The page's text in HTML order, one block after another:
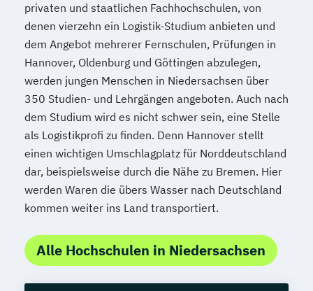
privaten und staatlichen Fachhochschulen, von
denen vierzehn ein Logistik-Studium anbieten und
dem Angebot mehrerer Fernschulen, Prüfungen in
Hannover, Oldenburg und Göttingen abzulegen,
werden jungen Menschen in Niedersachsen über
350 Studien- und Lehrgängen angeboten. Auch nach
dem Studium wird es nicht schwer sein, eine Stelle
als Logistikprofi zu finden. Denn Hannover stellt
einen wichtigen Umschlagplatz für Norddeutschland
dar, beispielsweise durch die Nähe zu Bremen. Hier
werden Waren die übers Wasser nach Deutschland
kommen weiter ins Land transportiert.
Alle Hochschulen in Niedersachsen